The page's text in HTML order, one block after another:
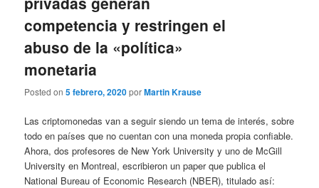
competencia y restringen el
abuso de la «política»
monetaria
Posted on5 febrero, 2020porMartin Krause
Las criptomonedas van a seguir siendo un tema de interés, sobre
todo en países que no cuentan con una moneda propia confiable.
Ahora, dos profesores de New York University y uno de McGill
University en Montreal, escribieron un paper que publica el
National Bureau of Economic Research (NBER), titulado así: